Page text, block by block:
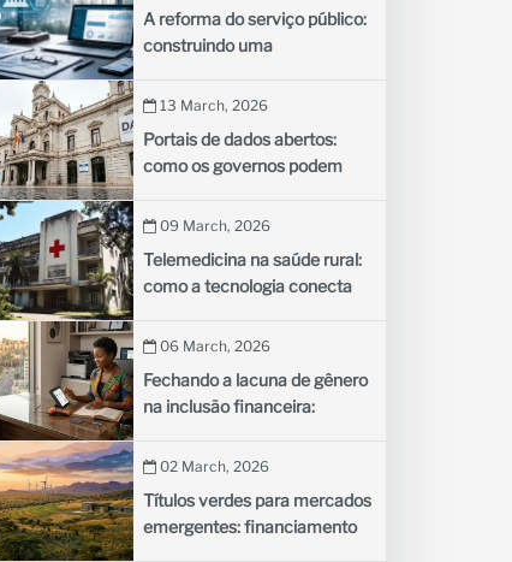
A reforma do serviço público:
construindo uma
eficiente para países em
13 March, 2026
Portais de dados abertos:
como os governos podem
estimular a inovação
09 March, 2026
Telemedicina na saúde rural:
como a tecnologia conecta
médicos
06 March, 2026
Fechando a lacuna de gênero
na inclusão financeira:
o sistema financeiro formal
02 March, 2026
Títulos verdes para mercados
emergentes: financiamento